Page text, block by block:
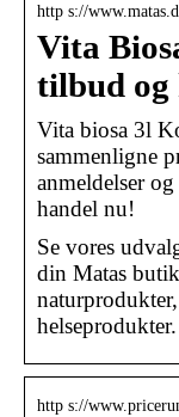
http s://
Vita
tilbud og
Vita biosa 3l
sammenligne
anmeldelser
handel nu!
Se vores
din Matas
helseprodukter.
http s://